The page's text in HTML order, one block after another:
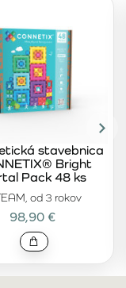
od 3 rokov
stavebnica
Bright
Pack 48 ks
98,90 €